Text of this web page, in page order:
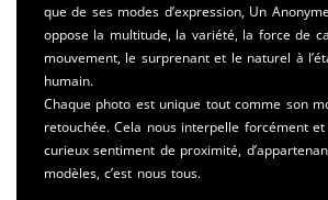
que de ses modes d’expression, Un
oppose la multitude, la variété, la force de
mouvement, le surprenant et le naturel à
humain.
Chaque photo est unique tout comme son
retouchée. Cela nous interpelle forcément
curieux sentiment de proximité,
modèles, c’est nous tous.